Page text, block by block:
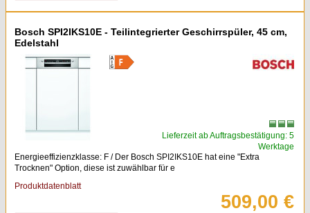
Bosch SPI2IKS10E - Teilintegrierter Geschirrspüler, 45 cm,
Edelstahl
Lieferzeit ab Auftragsbestätigung: 5
Werktage
Energieeffizienzklasse: F / Der Bosch SPI2IKS10E hat eine "Extra
Trocknen" Option, diese ist zuwählbar für e
Produktdatenblatt
509,00 €